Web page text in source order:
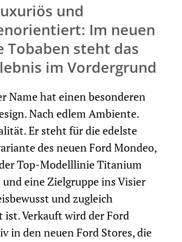
und
Im neuen
Tobaben steht das
im Vordergrund
Name hat einen besonderen
Nach edlem Ambiente.
Er steht für die edelste
des neuen Ford Mondeo,
Top-Modelllinie Titanium
eine Zielgruppe ins Visier
und zugleich
Verkauft wird der Ford
in den neuen Ford Stores, die